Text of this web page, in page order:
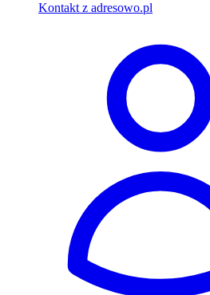
Kontakt z adresowo.pl